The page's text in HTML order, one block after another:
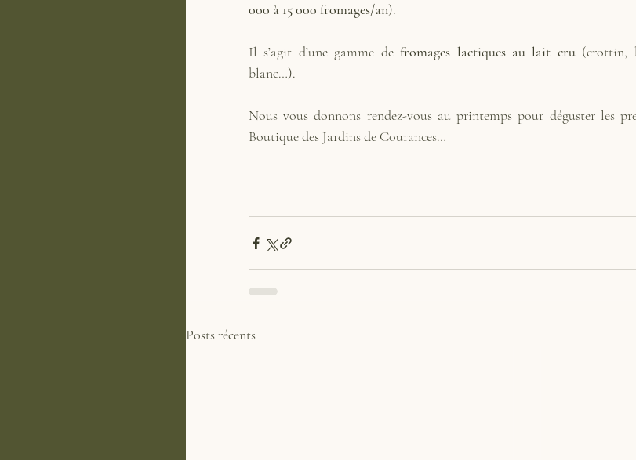
000 à 15 000 fromages/an).
Il s’agit d’une gamme de fromages lactiques au lait cru (crottin,
blanc…).
Nous vous donnons rendez-vous au printemps pour déguster les
Boutique des Jardins de Courances…
Posts récents